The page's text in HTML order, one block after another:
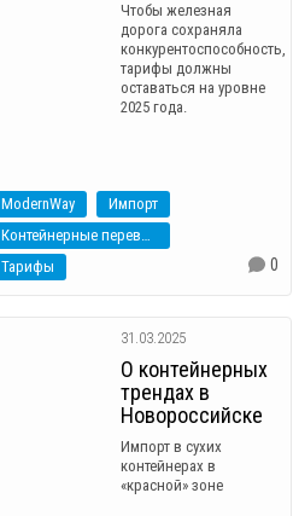
Чтобы железная
дорога сохраняла
конкурентоспособность,
тарифы должны
оставаться на уровне
2025 года.
ModernWay
Импорт
Контейнерные перевозки
Тарифы
0
31.03.2025
О контейнерных
трендах в
Новороссийске
Импорт в сухих
контейнерах в
«красной» зоне